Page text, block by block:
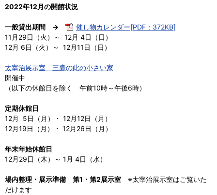
2022年12月の開館状況
一般貸出期間 →
催し物カレンダー[PDF：372KB]
11月29日（火）～ 12月 4日（日）
12月 6日（火）～ 12月11日（日）
太宰治展示室 三鷹の此の小さい家
開催中
（以下の休館日を除く 午前10時～午後6時）
定期休館日
12月 5日（月）・ 12月12日（月）
12月19日（月）・ 12月26日（月）
年末年始休館日
12月29日（木）～ 1月 4日（水）
場内整理・展示準備 第1・第2展示室 ※太宰治展示室はご覧いた
だけます